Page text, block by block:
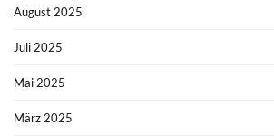
August 2025
Juli 2025
Mai 2025
März 2025